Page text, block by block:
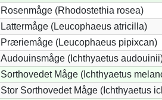
Rosenmåge (Rhodostethia rosea)
Lattermåge (Leucophaeus atricilla)
Præriemåge (Leucophaeus pipixcan)
Audouinsmåge (Ichthyaetus
Sorthovedet Måge (Ichthyaetus
Stor Sorthovedet Måge (Ichthyaetus